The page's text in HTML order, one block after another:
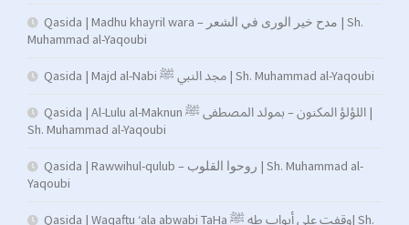
Qasida | Madhu khayril wara – مدح خير الورى في الشعر | Sh.
Muhammad al-Yaqoubi
Qasida | Majd al-Nabi مجد النبي ﷺ | Sh. Muhammad al-Yaqoubi
Qasida | Al-Lulu al-Maknun اللؤلؤ المكنون – بمولد المصطفى ﷺ |
Sh. Muhammad al-Yaqoubi
Qasida | Rawwihul-qulub – روحوا القلوب | Sh. Muhammad al-
Yaqoubi
Qasida | Waqaftu ‘ala abwabi TaHa وقفت على أبواب طه ﷺ| Sh.